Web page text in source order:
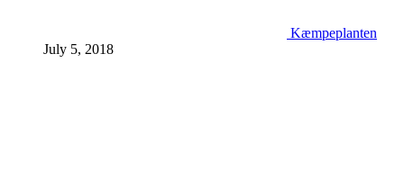
Kæmpeplanten
July 5, 2018